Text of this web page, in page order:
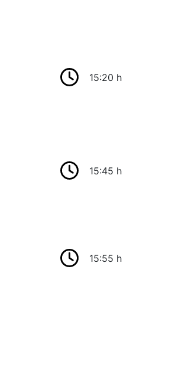
15:20 h
15:45 h
15:55 h